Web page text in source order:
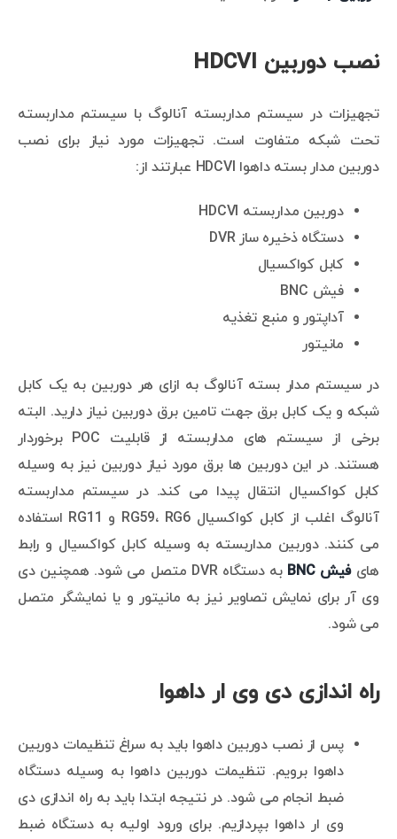
نصب دوربین HDCVI
تجهیزات در سیستم مداربسته آنالوگ با سیستم مداربسته
تحت شبکه متفاوت است. تجهیزات مورد نیاز برای نصب
دوربین مدار بسته داهوا HDCVI عبارتند از:
دوربین مداربسته HDCVI
دستگاه ذخیره ساز DVR
کابل کواکسیال
فیش BNC
آداپتور و منبع تغذیه
مانیتور
در سیستم مدار بسته آنالوگ به ازای هر دوربین به یک کابل
شبکه و یک کابل برق جهت تامین برق دوربین نیاز دارید. البته
برخی از سیستم های مداربسته از قابلیت POC برخوردار
هستند. در این دوربین ها برق مورد نیاز دوربین نیز به وسیله
کابل کواکسیال انتقال پیدا می کند. در سیستم مداربسته
آنالوگ اغلب از کابل کواکسیال RG59، RG6 و RG11 استفاده
می کنند. دوربین مداربسته به وسیله کابل کواکسیال و رابط
هایفیش BNC
به دستگاه DVR متصل می شود. همچنین دی
وی آر برای نمایش تصاویر نیز به مانیتور و یا نمایشگر متصل
می شود.
راه اندازی دی وی ار داهوا
پس از نصب دوربین داهوا باید به سراغ تنظیمات دوربین
داهوا برویم. تنظیمات دوربین داهوا به وسیله دستگاه
ضبط انجام می شود. در نتیجه ابتدا باید به راه اندازی دی
وی ار داهوا بپردازیم. برای ورود اولیه به دستگاه ضبط